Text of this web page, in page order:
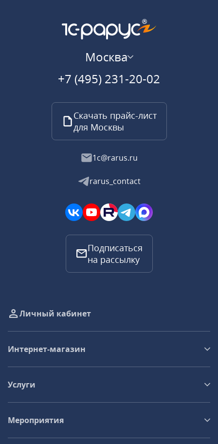
Москва
+7 (495) 231-20-02
Скачать прайс-лист
для Москвы
1c@rarus.ru
rarus_contact
Подписаться
на рассылку
Личный кабинет
Интернет-магазин
Услуги
Мероприятия